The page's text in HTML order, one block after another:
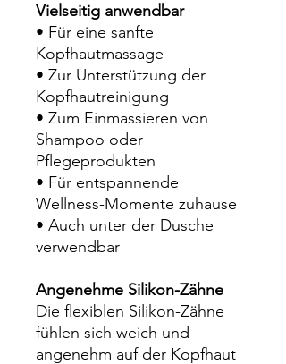
Vielseitig anwendbar
• Für eine sanfte
Kopfhautmassage
• Zur Unterstützung der
Kopfhautreinigung
• Zum Einmassieren von
Shampoo oder
Pflegeprodukten
• Für entspannende
Wellness-Momente zuhause
• Auch unter der Dusche
verwendbar
Angenehme Silikon-Zähne
Die flexiblen Silikon-Zähne
fühlen sich weich und
angenehm auf der Kopfhaut